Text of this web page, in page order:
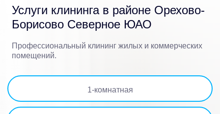
Услуги клининга в районе Орехово-
Борисово Северное ЮАО
Профессиональный клининг жилых и коммерческих
помещений.
1-комнатная